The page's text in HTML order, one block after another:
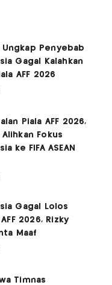
Penyebab
Gagal Kalahkan
AFF 2026
Piala AFF 2026,
Fokus
ke FIFA ASEAN
Gagal Lolos
2026, Rizky
Maaf
Timnas